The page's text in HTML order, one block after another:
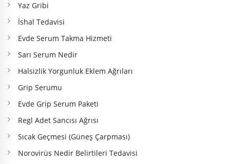
Yaz Gribi
İshal Tedavisi
Evde Serum Takma Hizmeti
Sarı Serum Nedir
Halsizlik Yorgunluk Eklem Ağrıları
Grip Serumu
Evde Grip Serum Paketi
Regl Adet Sancısı Ağrısı
Sıcak Geçmesi (Güneş Çarpması)
Norovirüs Nedir Belirtileri Tedavisi